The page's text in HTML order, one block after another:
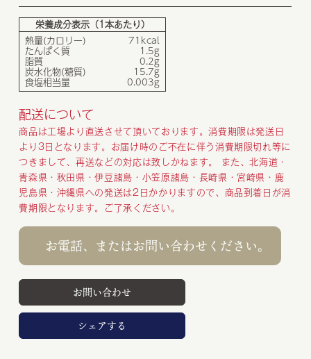
栄養成分表示（1本あたり）
熱量(カロリー) 71kcal
たんぱく質 1.5g
脂質 0.2g
炭水化物(糖質) 15.7g
食塩相当量 0.003g
配送について
商品は工場より直送させて頂いております。消費期限は発送日
より3日となります。お届け時のご不在に伴う消費期限切れ等に
つきまして、再送などの対応は致しかねます。 また、北海道・
青森県・秋田県・伊豆諸島・小笠原諸島・長崎県・宮崎県・鹿
児島県・沖縄県への発送は2日かかりますので、商品到着日が消
費期限となります。ご了承ください。
お電話、またはお問い合わせください。
お問い合わせ
シェアする